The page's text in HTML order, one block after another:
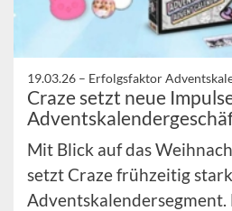
19.03.26 – Erfolgsfaktor
Craze setzt neue
Mit Blick auf das
setzt Craze frühzeitig
Adventskalendersegment.